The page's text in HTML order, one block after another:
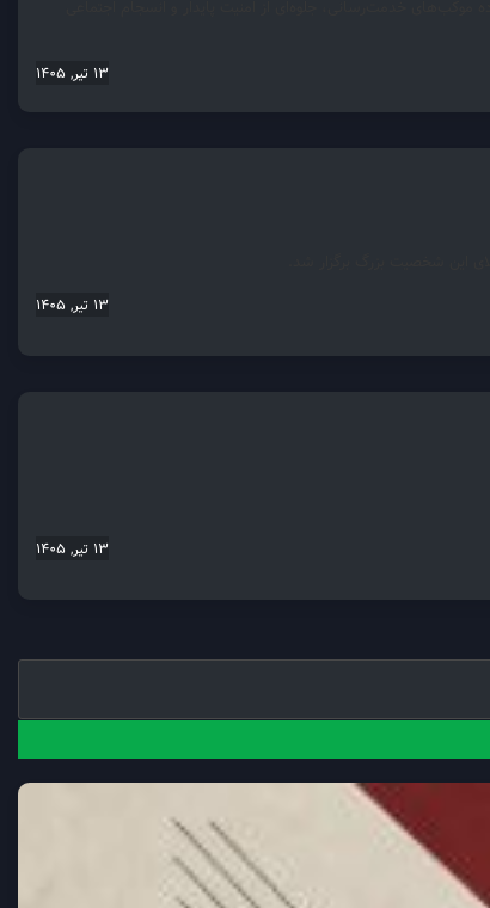
13 تیر, 1405
13 تیر, 1405
13 تیر, 1405